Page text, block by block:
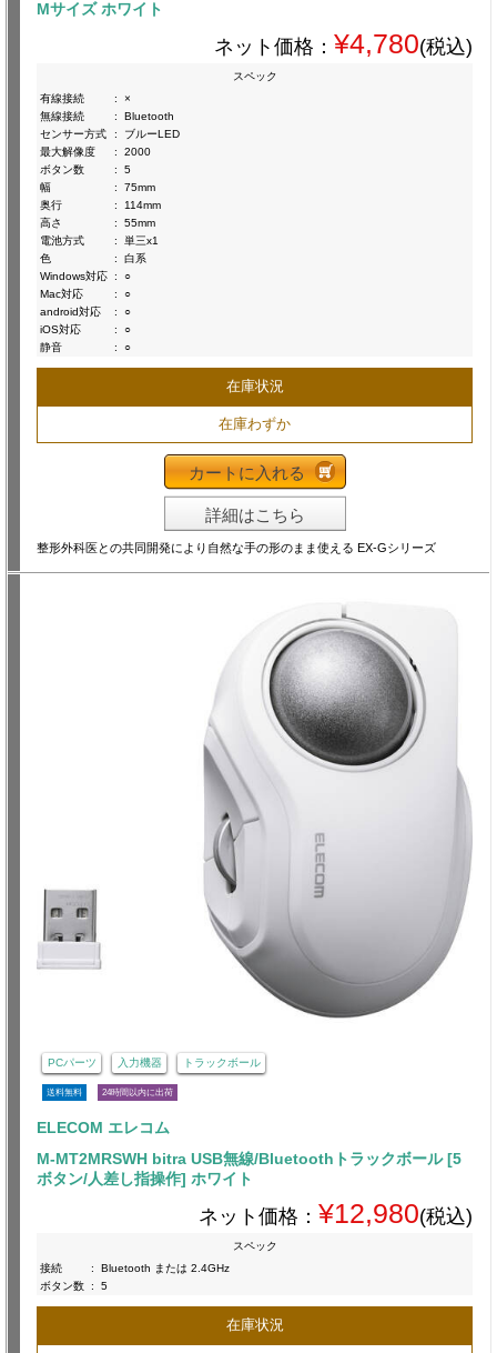
Mサイズ ホワイト
ネット価格： ¥4,780(税込)
スペック
有線接続
:
×
無線接続
:
Bluetooth
センサー方式
:
ブルーLED
最大解像度
:
2000
ボタン数
:
5
幅
:
75mm
奥行
:
114mm
高さ
:
55mm
電池方式
:
単三x1
色
:
白系
Windows対応 :
○
Mac対応
:
○
android対応
:
○
iOS対応
:
○
静音
: ○
在庫状況
在庫わずか
カートに入れる
詳細はこちら
整形外科医との共同開発により自然な手の形のまま使える EX-Gシリーズ
PCパーツ 入力機器 トラックボール
送料無料 24時間以内に出荷
ELECOM エレコム
M-MT2MRSWH bitra USB無線/Bluetoothトラックボール [5
ボタン/人差し指操作] ホワイト
ネット価格： ¥12,980(税込)
スペック
接続
:
Bluetooth または 2.4GHz
ボタン数 : 5
在庫状況